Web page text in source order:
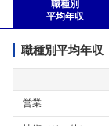
職種別
平均年収
職種別平均年収
営業